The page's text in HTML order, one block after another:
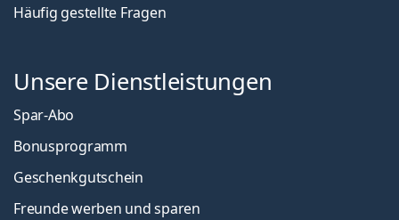
Häufig gestellte Fragen
Unsere Dienstleistungen
Spar-Abo
Bonusprogramm
Geschenkgutschein
Freunde werben und sparen